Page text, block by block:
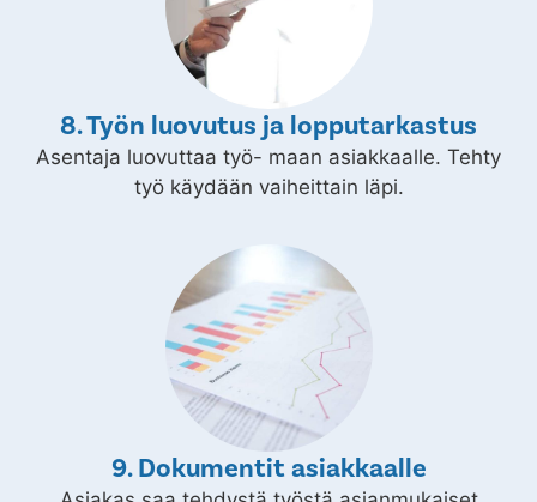
8. Työn luovutus ja lopputarkastus
Asentaja luovuttaa työ- maan asiakkaalle. Tehty
työ käydään vaiheittain läpi.
9. Dokumentit asiakkaalle